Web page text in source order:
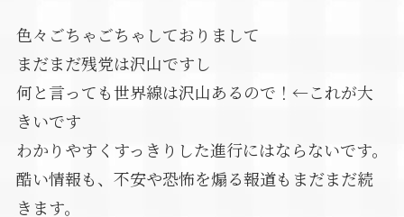
色々ごちゃごちゃしておりまして
まだまだ残党は沢山ですし
何と言っても世界線は沢山あるので！←これが大
きいです
わかりやすくすっきりした進行にはならないです。
酷い情報も、不安や恐怖を煽る報道もまだまだ続
きます。